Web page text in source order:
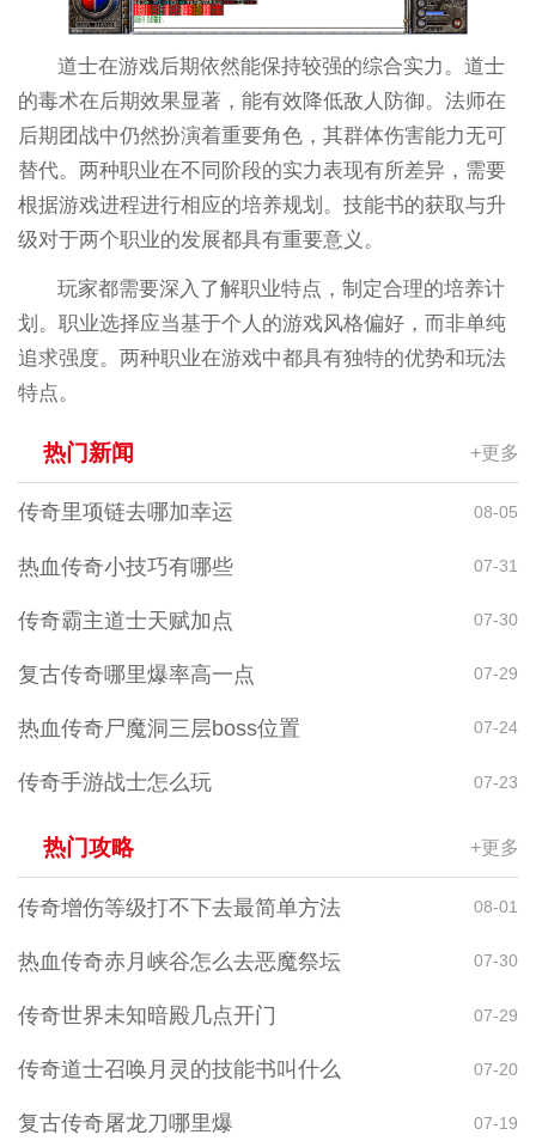
道士在游戏后期依然能保持较强的综合实力。道士
的毒术在后期效果显著，能有效降低敌人防御。法师在
后期团战中仍然扮演着重要角色，其群体伤害能力无可
替代。两种职业在不同阶段的实力表现有所差异，需要
根据游戏进程进行相应的培养规划。技能书的获取与升
级对于两个职业的发展都具有重要意义。
玩家都需要深入了解职业特点，制定合理的培养计
划。职业选择应当基于个人的游戏风格偏好，而非单纯
追求强度。两种职业在游戏中都具有独特的优势和玩法
特点。
热门新闻 +更多
传奇里项链去哪加幸运 08-05
热血传奇小技巧有哪些 07-31
传奇霸主道士天赋加点 07-30
复古传奇哪里爆率高一点 07-29
热血传奇尸魔洞三层boss位置 07-24
传奇手游战士怎么玩 07-23
热门攻略 +更多
传奇增伤等级打不下去最简单方法 08-01
热血传奇赤月峡谷怎么去恶魔祭坛 07-30
传奇世界未知暗殿几点开门 07-29
传奇道士召唤月灵的技能书叫什么 07-20
复古传奇屠龙刀哪里爆 07-19